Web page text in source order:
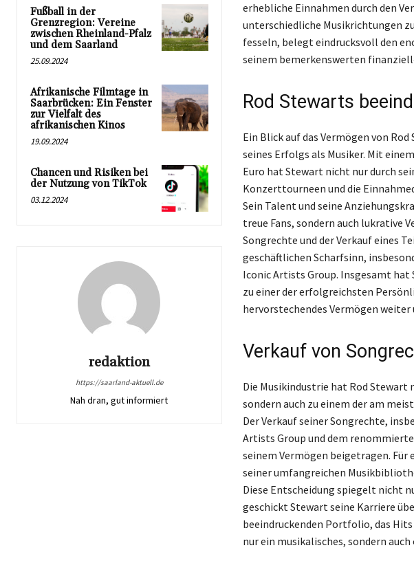
Fußball in der
Grenzregion: Vereine
zwischen Rheinland-Pfalz
und dem Saarland
25.09.2024
Afrikanische Filmtage in
Saarbrücken: Ein Fenster
zur Vielfalt des
afrikanischen Kinos
19.09.2024
Chancen und Risiken bei
der Nutzung von TikTok
03.12.2024
redaktion
https://saarland-aktuell.de
Nah dran, gut informiert
erhebliche Einnahmen durch den
unterschiedliche Musikrichtungen
fesseln, belegt eindrucksvoll den
seinem bemerkenswerten
Rod Stewarts
Ein Blick auf das Vermögen von
seines Erfolgs als Musiker. Mit
Euro hat Stewart nicht nur durch
Konzerttourneen und die
Sein Talent und seine
treue Fans, sondern auch lukrative
Songrechte und der Verkauf eines
geschäftlichen Scharfsinn,
Iconic Artists Group. Insgesamt
zu einer der erfolgreichsten
hervorstechendes Vermögen
Verkauf von
Die Musikindustrie hat Rod
sondern auch zu einem der am
Der Verkauf seiner Songrechte,
Artists Group und dem
seinem Vermögen beigetragen. Für
seiner umfangreichen
Diese Entscheidung spiegelt nicht
geschickt Stewart seine Karriere
beeindruckenden Portfolio, das
nur ein musikalisches, sondern